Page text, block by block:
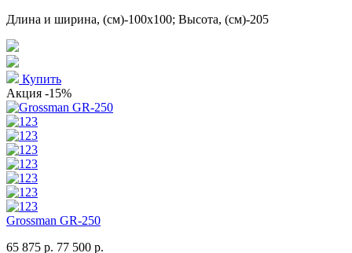
Длина и ширина, (см)-100x100; Высота, (см)-205
Купить
Акция -15%
Grossman GR-250
65 875 р. 77 500 р.